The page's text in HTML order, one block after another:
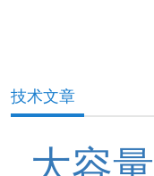
技术文章
大容